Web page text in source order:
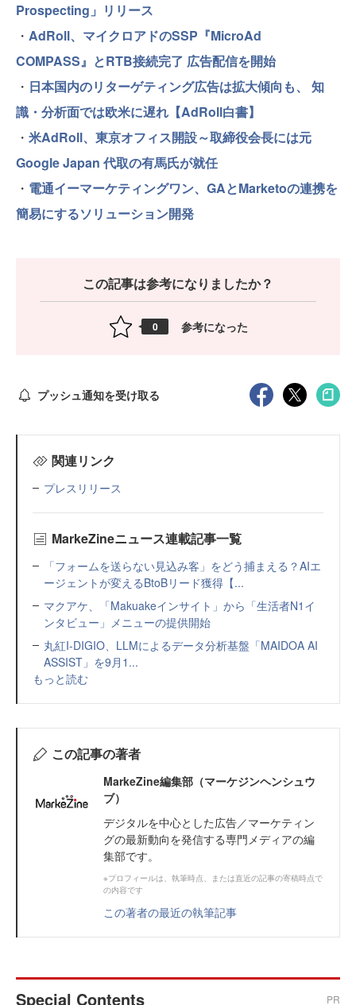
Prospecting」リリース
・ AdRoll、マイクロアドのSSP『MicroAd
COMPASS』とRTB接続完了 広告配信を開始
・ 日本国内のリターゲティング広告は拡大傾向も、 知
識・分析面では欧米に遅れ【AdRoll白書】
・ 米AdRoll、東京オフィス開設～取締役会長には元
Google Japan 代取の有馬氏が就任
・ 電通イーマーケティングワン、GAとMarketoの連携を
簡易にするソリューション開発
この記事は参考になりましたか？
0 参考になった
プッシュ通知を受け取る
関連リンク
プレスリリース
MarkeZineニュース連載記事一覧
「フォームを送らない見込み客」をどう捕まえる？AIエ
ージェントが変えるBtoBリード獲得【...
マクアケ、「Makuakeインサイト」から「生活者N1イ
ンタビュー」メニューの提供開始
丸紅I-DIGIO、LLMによるデータ分析基盤「MAIDOA AI
ASSIST」を9月1...
もっと読む
この記事の著者
MarkeZine編集部（マーケジンヘンシュウ
ブ）
デジタルを中心とした広告／マーケティン
グの最新動向を発信する専門メディアの編
集部です。
※プロフィールは、執筆時点、または直近の記事の寄稿時点で
の内容です
この著者の最近の執筆記事
Special Contents PR